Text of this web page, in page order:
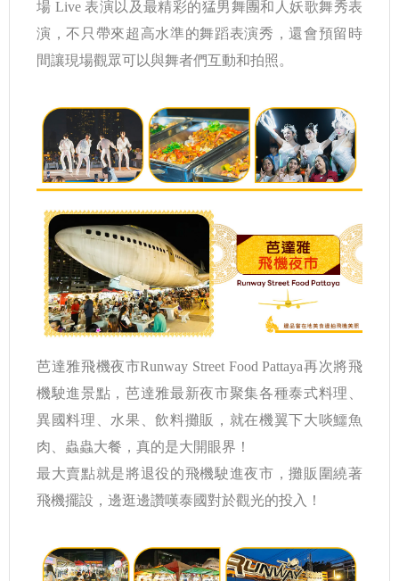
場 Live 表演以及最精彩的猛男舞團和人妖歌舞秀表
演，不只帶來超高水準的舞蹈表演秀，還會預留時
間讓現場觀眾可以與舞者們互動和拍照。
芭達雅飛機夜市Runway Street Food Pattaya再次將飛
機駛進景點，芭達雅最新夜市聚集各種泰式料理、
異國料理、水果、飲料攤販，就在機翼下大啖鱷魚
肉、蟲蟲大餐，真的是大開眼界！
最大賣點就是將退役的飛機駛進夜市，攤販圍繞著
飛機擺設，邊逛邊讚嘆泰國對於觀光的投入！